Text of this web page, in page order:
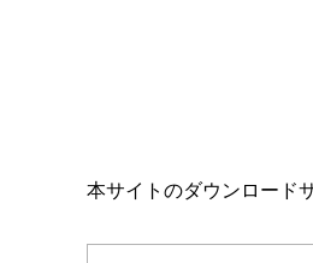
本サイトのダウンロード